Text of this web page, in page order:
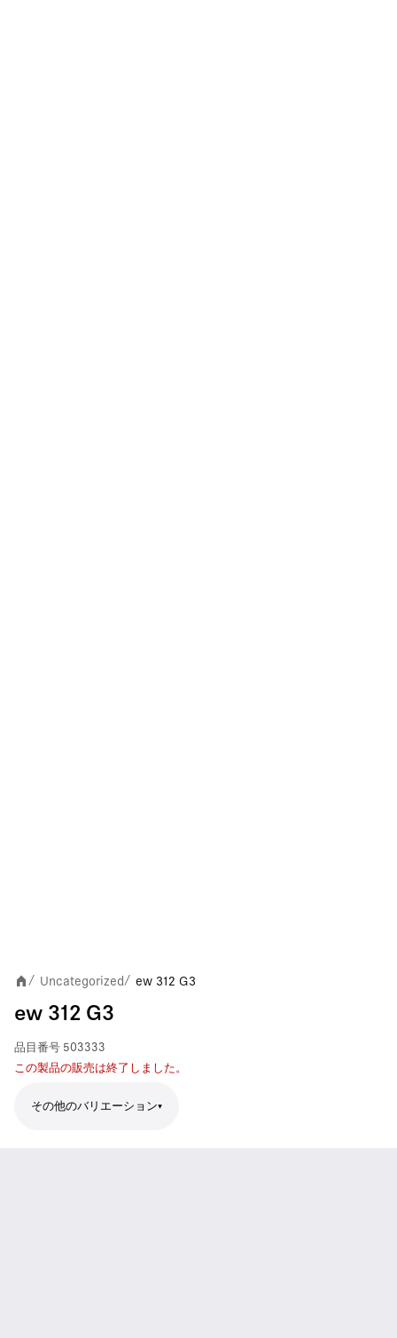
/ Uncategorized / ew 312 G3
ew 312 G3
品目番号 503333
この製品の販売は終了しました。
その他のバリエーション